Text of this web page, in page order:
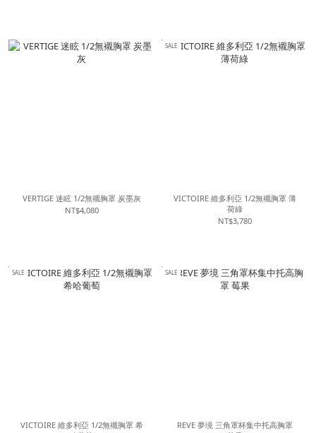
VERTIGE 迷眩 1/2無襯胸罩 炭墨灰
NT$4,080
SALE
VICTOIRE 維多利亞 1/2無襯胸罩 薄
荷綠
NT$3,780
SALE
VICTOIRE 維多利亞 1/2無襯胸罩 希
SALE
REVE 夢境 三角罩杯集中托高胸罩